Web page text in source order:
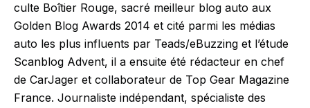
culte Boîtier Rouge, sacré meilleur blog auto aux
Golden Blog Awards 2014 et cité parmi les médias
auto les plus influents par Teads/eBuzzing et l’étude
Scanblog Advent, il a ensuite été rédacteur en chef
de CarJager et collaborateur de Top Gear Magazine
France. Journaliste indépendant, spécialiste des